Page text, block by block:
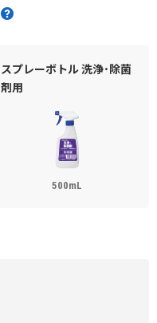
スプレーボトル 洗浄･除菌
剤用
500mL